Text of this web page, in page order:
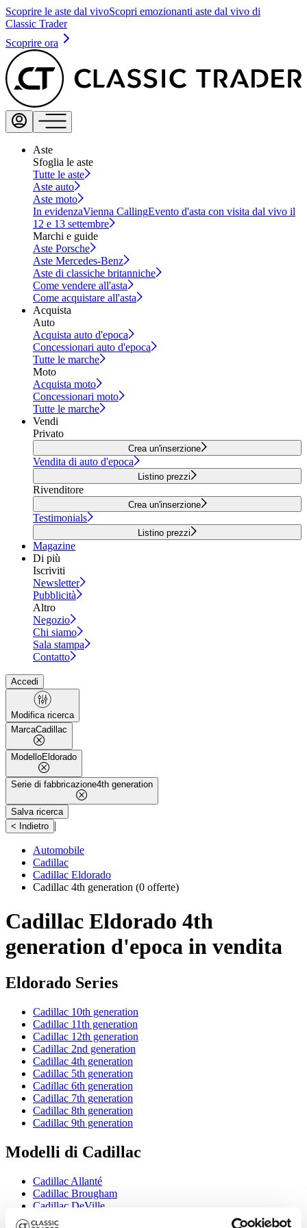
Scoprire le aste dal vivoScopri emozionanti aste dal vivo di
Classic Trader
Scoprire ora
Aste
Sfoglia le aste
Tutte le aste
Aste auto
Aste moto
In evidenzaVienna CallingEvento d'asta con visita dal vivo il
12 e 13 settembre
Marchi e guide
Aste Porsche
Aste Mercedes-Benz
Aste di classiche britanniche
Come vendere all'asta
Come acquistare all'asta
Acquista
Auto
Acquista auto d'epoca
Concessionari auto d'epoca
Tutte le marche
Moto
Acquista moto
Concessionari moto
Tutte le marche
Vendi
Privato
Crea un'inserzione
Vendita di auto d'epoca
Listino prezzi
Rivenditore
Crea un'inserzione
Testimonials
Listino prezzi
Magazine
Di più
Iscriviti
Newsletter
Pubblicità
Altro
Negozio
Chi siamo
Sala stampa
Contatto
Accedi
Modifica ricerca
MarcaCadillac
ModelloEldorado
Serie di fabbricazione4th generation
Salva ricerca
< Indietro |
Automobile
Cadillac
Cadillac Eldorado
Cadillac 4th generation (0 offerte)
Cadillac Eldorado 4th
generation d'epoca in vendita
Eldorado Series
Cadillac 10th generation
Cadillac 11th generation
Cadillac 12th generation
Cadillac 2nd generation
Cadillac 4th generation
Cadillac 5th generation
Cadillac 6th generation
Cadillac 7th generation
Cadillac 8th generation
Cadillac 9th generation
Modelli di Cadillac
Cadillac Allanté
Cadillac Brougham
Cadillac DeVille
Cadillac Fleetwood